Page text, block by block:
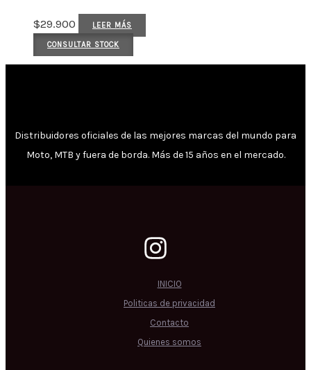
$29.900 LEER MÁS
CONSULTAR STOCK
Distribuidores oficiales de las mejores marcas del mundo para
Moto, MTB y fuera de borda. Más de 15 años en el mercado.
INICIO
Politicas de privacidad
Contacto
Quienes somos